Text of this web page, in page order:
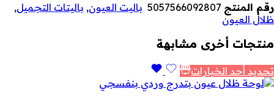
رقم المنتج 5057566092807 باليت العيون, باليتات التجميل,
ظلال العيون
منتجات أخرى مشابهة
تحديد أحد الخيارات